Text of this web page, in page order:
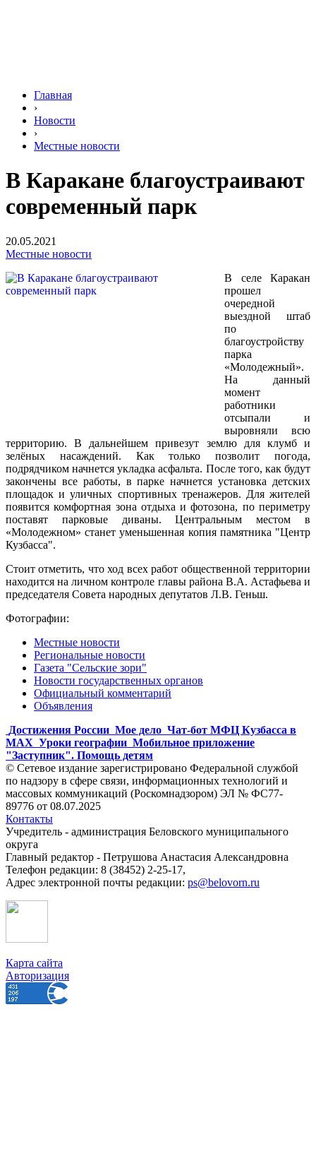
Главная
›
Новости
›
Местные новости
В Каракане благоустраивают
современный парк
20.05.2021
Местные новости
В селе Каракан
прошел
очередной
выездной штаб
по
благоустройству
парка
«Молодежный».
На данный
момент
работники
отсыпали и
выровняли всю
территорию. В дальнейшем привезут землю для клумб и
зелёных насаждений. Как только позволит погода,
подрядчиком начнется укладка асфальта. После того, как будут
закончены все работы, в парке начнется установка детских
площадок и уличных спортивных тренажеров. Для жителей
появится комфортная зона отдыха и фотозона, по периметру
поставят парковые диваны. Центральным местом в
«Молодежном» станет уменьшенная копия памятника "Центр
Кузбасса".
Стоит отметить, что ход всех работ общественной территории
находится на личном контроле главы района В.А. Астафьева и
председателя Совета народных депутатов Л.В. Геньш.
Фотографии:
Местные новости
Региональные новости
Газета "Сельские зори"
Новости государственных органов
Официальный комментарий
Объявления
Достижения России Мое дело Чат-бот МФЦ Кузбасса в
MAX Уроки географии Мобильное приложение
"Заступник". Помощь детям
© Сетевое издание зарегистрировано Федеральной службой
по надзору в сфере связи, информационных технологий и
массовых коммуникаций (Роскомнадзором) ЭЛ № ФС77-
89776 от 08.07.2025
Контакты
Учредитель - администрация Беловского муниципального
округа
Главный редактор - Петрушова Анастасия Александровна
Телефон редакции: 8 (38452) 2-25-17,
Адрес электронной почты редакции: ps@belovorn.ru
Карта сайта
Авторизация